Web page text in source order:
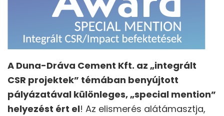
A Duna-Dráva Cement Kft. az „integrált
CSR projektek” témában benyújtott
pályázatával különleges, „special mention”
helyezést ért el! Az elismerés alátámasztja,